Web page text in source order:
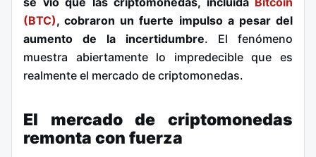
(BTC), cobraron un fuerte impulso a pesar del
aumento de la incertidumbre. El fenómeno
muestra abiertamente lo impredecible que es
realmente el mercado de criptomonedas.
El mercado de criptomonedas
remonta con fuerza